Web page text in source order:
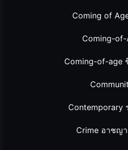
Coming of
Coming-of-
Coming-of-age
Contemporary
Crime อาชญ